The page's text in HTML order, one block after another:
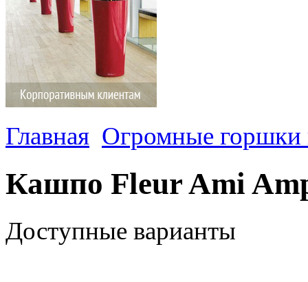
Главная Огромные горшки
Кашпо Fleur Ami
Доступные варианты